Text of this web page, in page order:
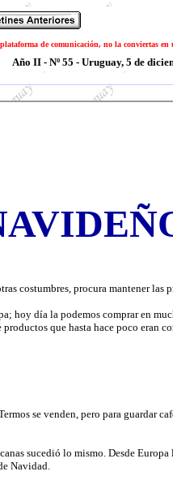
de comunicación, no la conviertas en
Año II - Nº 55 - Uruguay, 5 de
costumbres, procura mantener
hoy día la podemos comprar en
que hasta hace poco
se venden, pero para guardar
sucedió lo mismo. Desde Europa
Navidad.